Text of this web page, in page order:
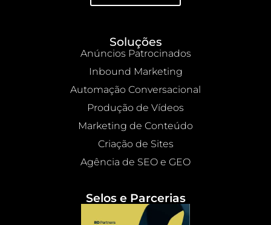
Soluções
Anúncios Patrocinados
Inbound Marketing
Automação Conversacional
Produção de Vídeos
Marketing de Conteúdo
Criação de Sites
Agência de SEO e GEO
Selos e Parcerias